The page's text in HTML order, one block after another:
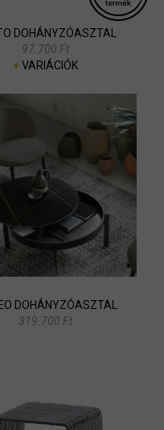
DOHÁNYZÓASZTAL
97.700 Ft
+VARIÁCIÓK
DOHÁNYZÓASZTAL
319.700 Ft